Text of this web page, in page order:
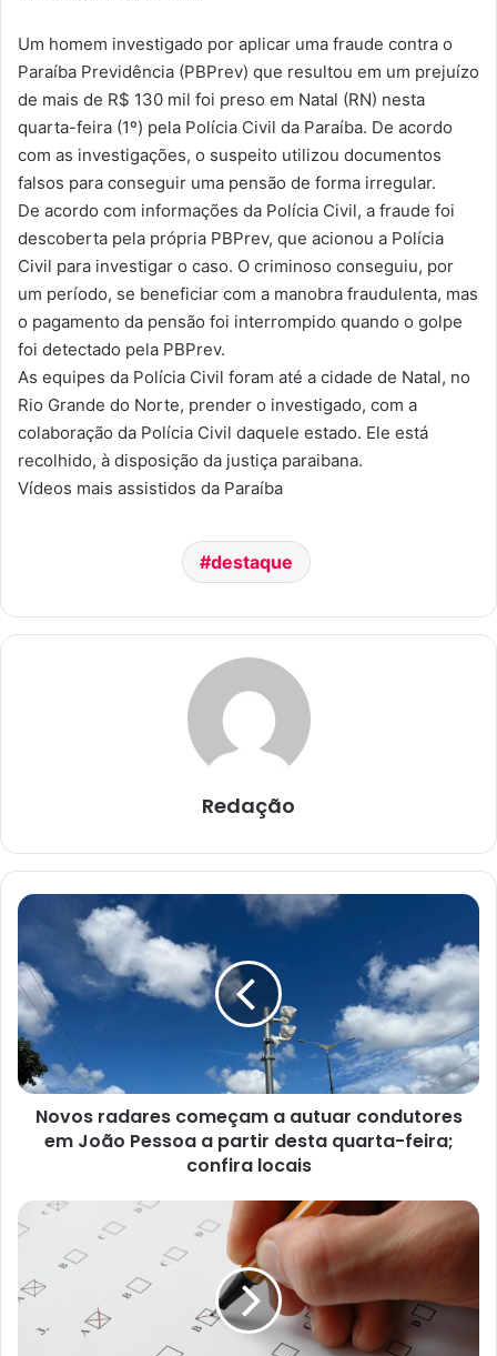
Um homem investigado por aplicar uma fraude contra o
Paraíba Previdência (PBPrev) que resultou em um prejuízo
de mais de R$ 130 mil foi preso em Natal (RN) nesta
quarta-feira (1º) pela Polícia Civil da Paraíba. De acordo
com as investigações, o suspeito utilizou documentos
falsos para conseguir uma pensão de forma irregular.
De acordo com informações da Polícia Civil, a fraude foi
descoberta pela própria PBPrev, que acionou a Polícia
Civil para investigar o caso. O criminoso conseguiu, por
um período, se beneficiar com a manobra fraudulenta, mas
o pagamento da pensão foi interrompido quando o golpe
foi detectado pela PBPrev.
As equipes da Polícia Civil foram até a cidade de Natal, no
Rio Grande do Norte, prender o investigado, com a
colaboração da Polícia Civil daquele estado. Ele está
recolhido, à disposição da justiça paraibana.
Vídeos mais assistidos da Paraíba
destaque
Redação
N
o
s
r
a
d
a
o
m
a
Novos radares começam a autuar condutores
em João Pessoa a partir desta quarta-feira;
confira locais
V
e
c